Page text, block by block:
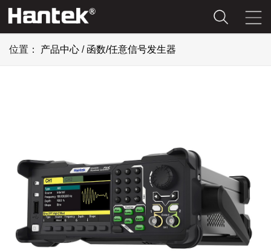
位置： 产品中心 / 函数/任意信号发生器